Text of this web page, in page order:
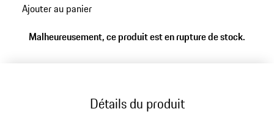
Ajouter au panier
Malheureusement, ce produit est en rupture de stock.
Détails du produit